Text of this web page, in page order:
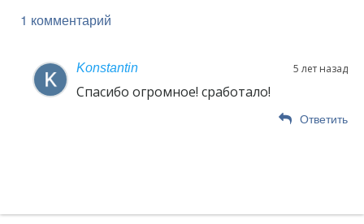
1 комментарий
Konstantin 5 лет назад
Спасибо огромное! сработало!
Ответить